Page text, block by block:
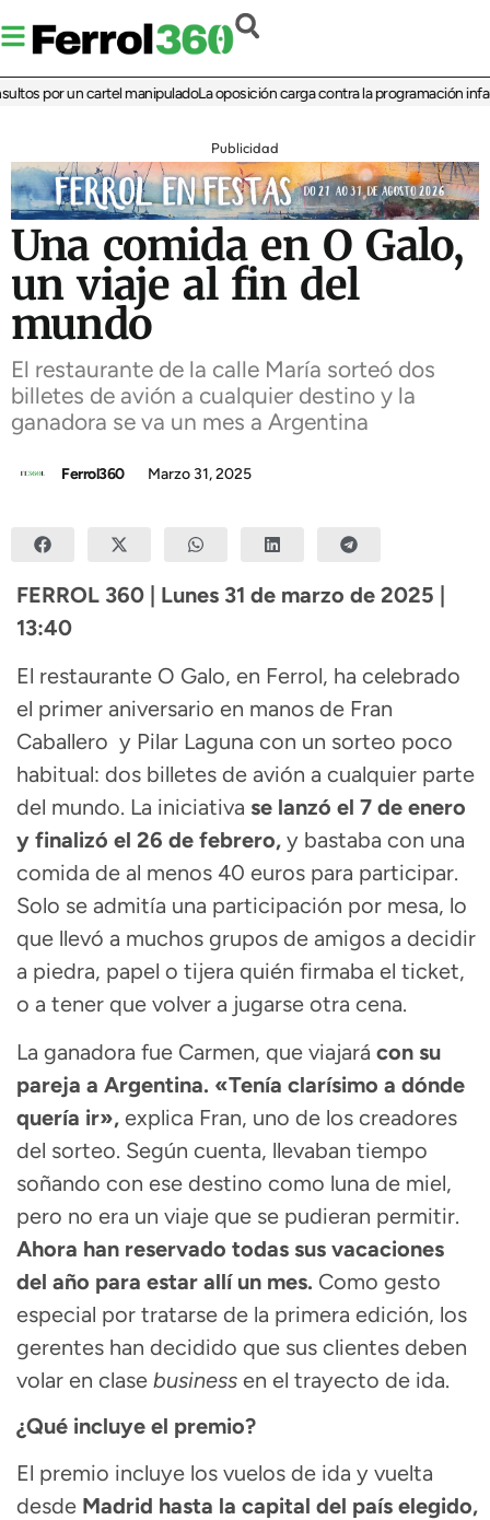
por un cartel manipuladoLa oposición carga contra la programación infantil
Publicidad
Una comida en O Galo,
un viaje al fin del
mundo
El restaurante de la calle María sorteó dos
billetes de avión a cualquier destino y la
ganadora se va un mes a Argentina
Ferrol360 Marzo 31, 2025
FERROL 360 | Lunes 31 de marzo de 2025 |
13:40
El restaurante O Galo, en Ferrol, ha celebrado
el primer aniversario en manos de Fran
Caballero y Pilar Laguna con un sorteo poco
habitual: dos billetes de avión a cualquier parte
del mundo. La iniciativa se lanzó el 7 de enero
y finalizó el 26 de febrero, y bastaba con una
comida de al menos 40 euros para participar.
Solo se admitía una participación por mesa, lo
que llevó a muchos grupos de amigos a decidir
a piedra, papel o tijera quién firmaba el ticket,
o a tener que volver a jugarse otra cena.
La ganadora fue Carmen, que viajará con su
pareja a Argentina. «Tenía clarísimo a dónde
quería ir», explica Fran, uno de los creadores
del sorteo. Según cuenta, llevaban tiempo
soñando con ese destino como luna de miel,
pero no era un viaje que se pudieran permitir.
Ahora han reservado todas sus vacaciones
del año para estar allí un mes. Como gesto
especial por tratarse de la primera edición, los
gerentes han decidido que sus clientes deben
volar en clase business en el trayecto de ida.
¿Qué incluye el premio?
El premio incluye los vuelos de ida y vuelta
desde Madrid hasta la capital del país elegido,